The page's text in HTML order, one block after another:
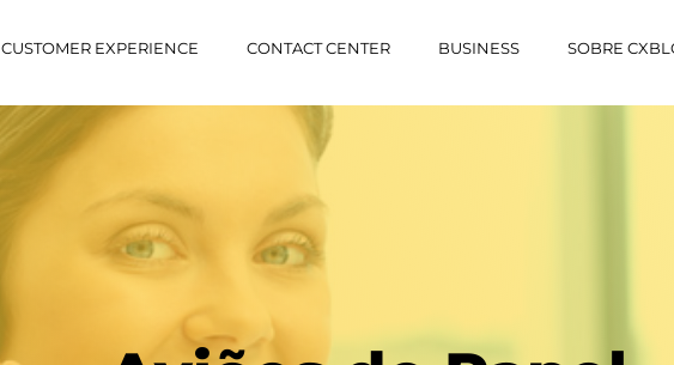
CUSTOMER EXPERIENCE CONTACT CENTER BUSINESS SOBRE